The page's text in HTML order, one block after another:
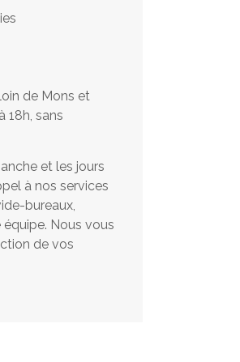
de Mons et
18h, sans
et les jours
à nos services
bureaux,
Nous vous
de vos